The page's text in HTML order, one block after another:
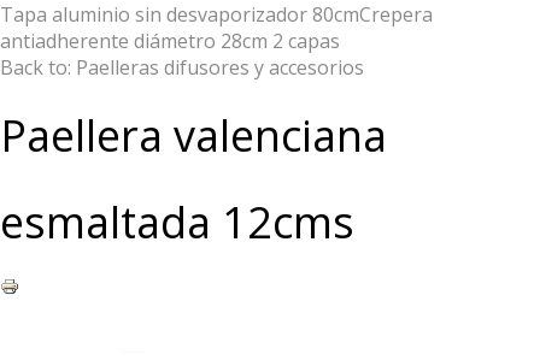
Tapa aluminio sin desvaporizador 80cmCrepera
antiadherente diámetro 28cm 2 capas
Back to: Paelleras difusores y accesorios
Paellera valenciana
esmaltada 12cms